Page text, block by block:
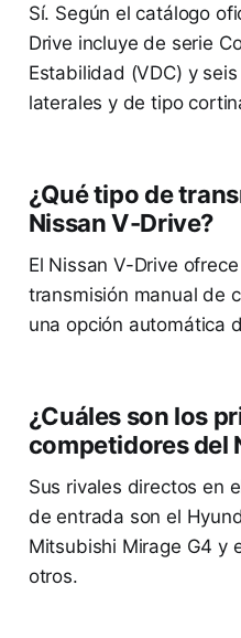
Sí. Según el catálogo
Drive incluye de serie
Estabilidad (VDC) y
laterales y de tipo
¿Qué tipo de
Nissan V-Drive?
El Nissan V-Drive
transmisión manual de
una opción automática
¿Cuáles son los
competidores del
Sus rivales directos en
de entrada son el
Mitsubishi Mirage G4 y
otros.